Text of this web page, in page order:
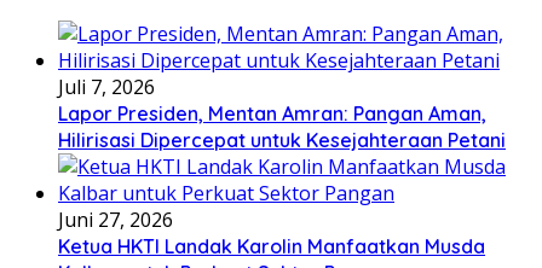
Juli 7, 2026
Lapor Presiden, Mentan Amran: Pangan Aman,
Hilirisasi Dipercepat untuk Kesejahteraan Petani
Juni 27, 2026
Ketua HKTI Landak Karolin Manfaatkan Musda